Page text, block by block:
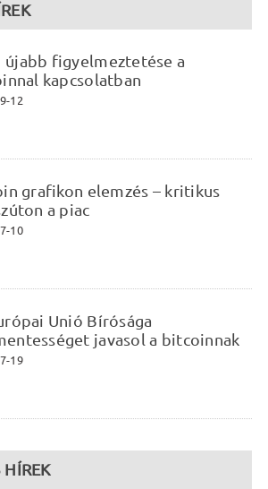
újabb figyelmeztetése a
kapcsolatban
12
grafikon elemzés – kritikus
a piac
10
Unió Bírósága
javasol a bitcoinnak
19
HÍREK